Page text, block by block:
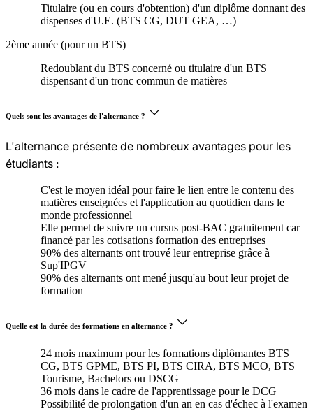
Titulaire (ou en cours d'obtention) d'un diplôme donnant des
dispenses d'U.E. (BTS CG, DUT GEA, …)
2ème année (pour un BTS)
Redoublant du BTS concerné ou titulaire d'un BTS
dispensant d'un tronc commun de matières
Quels sont les avantages de l'alternance ?
L'alternance présente de nombreux avantages pour les
étudiants :
C'est le moyen idéal pour faire le lien entre le contenu des
matières enseignées et l'application au quotidien dans le
monde professionnel
Elle permet de suivre un cursus post-BAC gratuitement car
financé par les cotisations formation des entreprises
90% des alternants ont trouvé leur entreprise grâce à
Sup'IPGV
90% des alternants ont mené jusqu'au bout leur projet de
formation
Quelle est la durée des formations en alternance ?
24 mois maximum pour les formations diplômantes BTS
CG, BTS GPME, BTS PI, BTS CIRA, BTS MCO, BTS
Tourisme, Bachelors ou DSCG
36 mois dans le cadre de l'apprentissage pour le DCG
Possibilité de prolongation d'un an en cas d'échec à l'examen